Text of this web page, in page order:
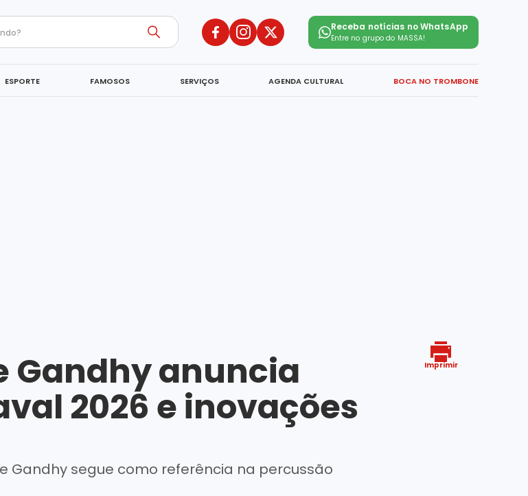
Receba notícias no WhatsApp
Entre no grupo do MASSA!
ESPORTE FAMOSOS SERVIÇOS AGENDA CULTURAL BOCA NO TROMBONE
Gandhy anuncia
2026 e inovações
Gandhy segue como referência na percussão
Imprimir